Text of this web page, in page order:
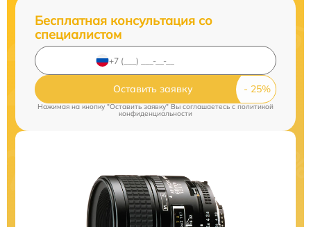
Бесплатная консультация со
специалистом
Оставить заявку
Нажимая на кнопку "Оставить заявку" Вы соглашаетесь cполитикой
конфиденциальности